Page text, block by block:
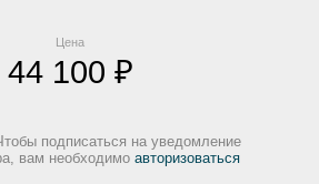
Цена
44 100 ₽
подписаться на уведомление
вам необходимо авторизоваться